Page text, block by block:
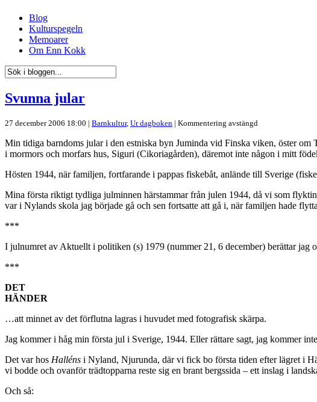
Blog
Kulturspegeln
Memoarer
Om Enn Kokk
Svunna jular
27 december 2006 18:00 | Barnkultur, Ur dagboken | Kommentering avstängd
Min tidiga barndoms jular i den estniska byn Juminda vid Finska viken, öster
i mormors och morfars hus, Siguri (Cikoriagården), däremot inte någon i mitt
Hösten 1944, när familjen, fortfarande i pappas fiskebåt, anlände till Sverige
Mina första riktigt tydliga julminnen härstammar från julen 1944, då vi som
var i Nylands skola jag började gå och sen fortsatte att gå i, när familjen hade
***
I julnumret av Aktuellt i politiken (s) 1979 (nummer 21, 6 december) berättar jag
***
DET
HÄNDER
…att minnet av det förflutna lagras i huvudet med fotografisk skärpa.
Jag kommer i håg min första jul i Sverige, 1944. Eller rättare sagt, jag kommer
Det var hos Halléns i Nyland, Njurunda, där vi fick bo första tiden efter lägret i
vi bodde och ovanför trädtopparna reste sig en brant bergssida – ett inslag i
Och så: